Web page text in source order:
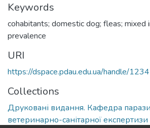
Keywords
cohabitants; domestic dog; fleas; mixed
prevalence
URI
https://dspace.pdau.edu.ua/handle/
Collections
Друковані видання. Кафедра
ветеринарно-санітарної експертизи